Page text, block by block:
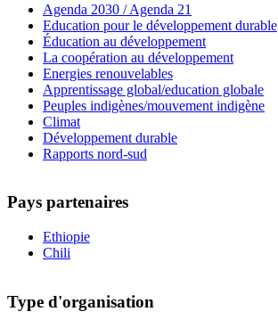
Agenda 2030 / Agenda 21
Education pour le développement durable
Éducation au développement
La coopération au développement
Energies renouvelables
Apprentissage global/education globale
Peuples indigènes/mouvement indigène
Climat
Développement durable
Rapports nord-sud
Pays partenaires
Ethiopie
Chili
Type d'organisation